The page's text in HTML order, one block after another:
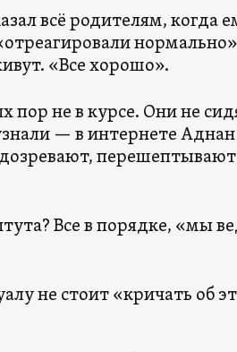
всё родителям, когда
«Все хорошо».
пор не в курсе. Они не
— в интернете
Все в порядке, «мы
не стоит «кричать об